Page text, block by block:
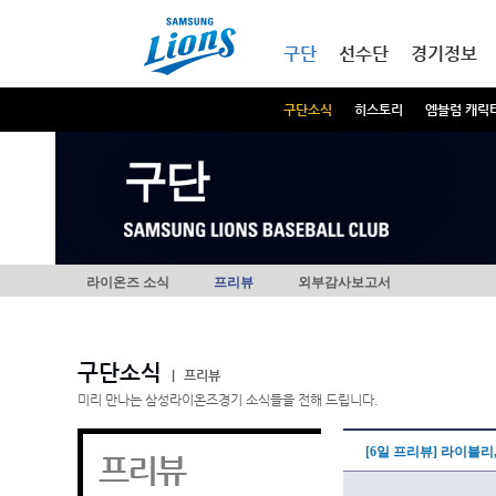
구단
구단소식 히스토리 엠블럼 캐릭
선수단 경기정보
구단
라이온즈 소식 프리뷰 외부감사보고서
구단소식
프리뷰
미리 만나는 삼성라이온즈경기 소식들을 전해 드립니다.
프리뷰 [6일 프리뷰] 라이블